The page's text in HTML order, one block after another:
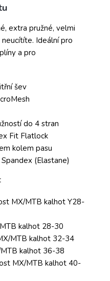
extra pružné, velmi
Ideální pro
a pro
šev
do 4 stran
Fit Flatlock
kolem pasu
(Elastane)
MX/MTB kalhot Y28-
kalhot 28-30
MTB kalhot 32-34
kalhot 36-38
MX/MTB kalhot 40-